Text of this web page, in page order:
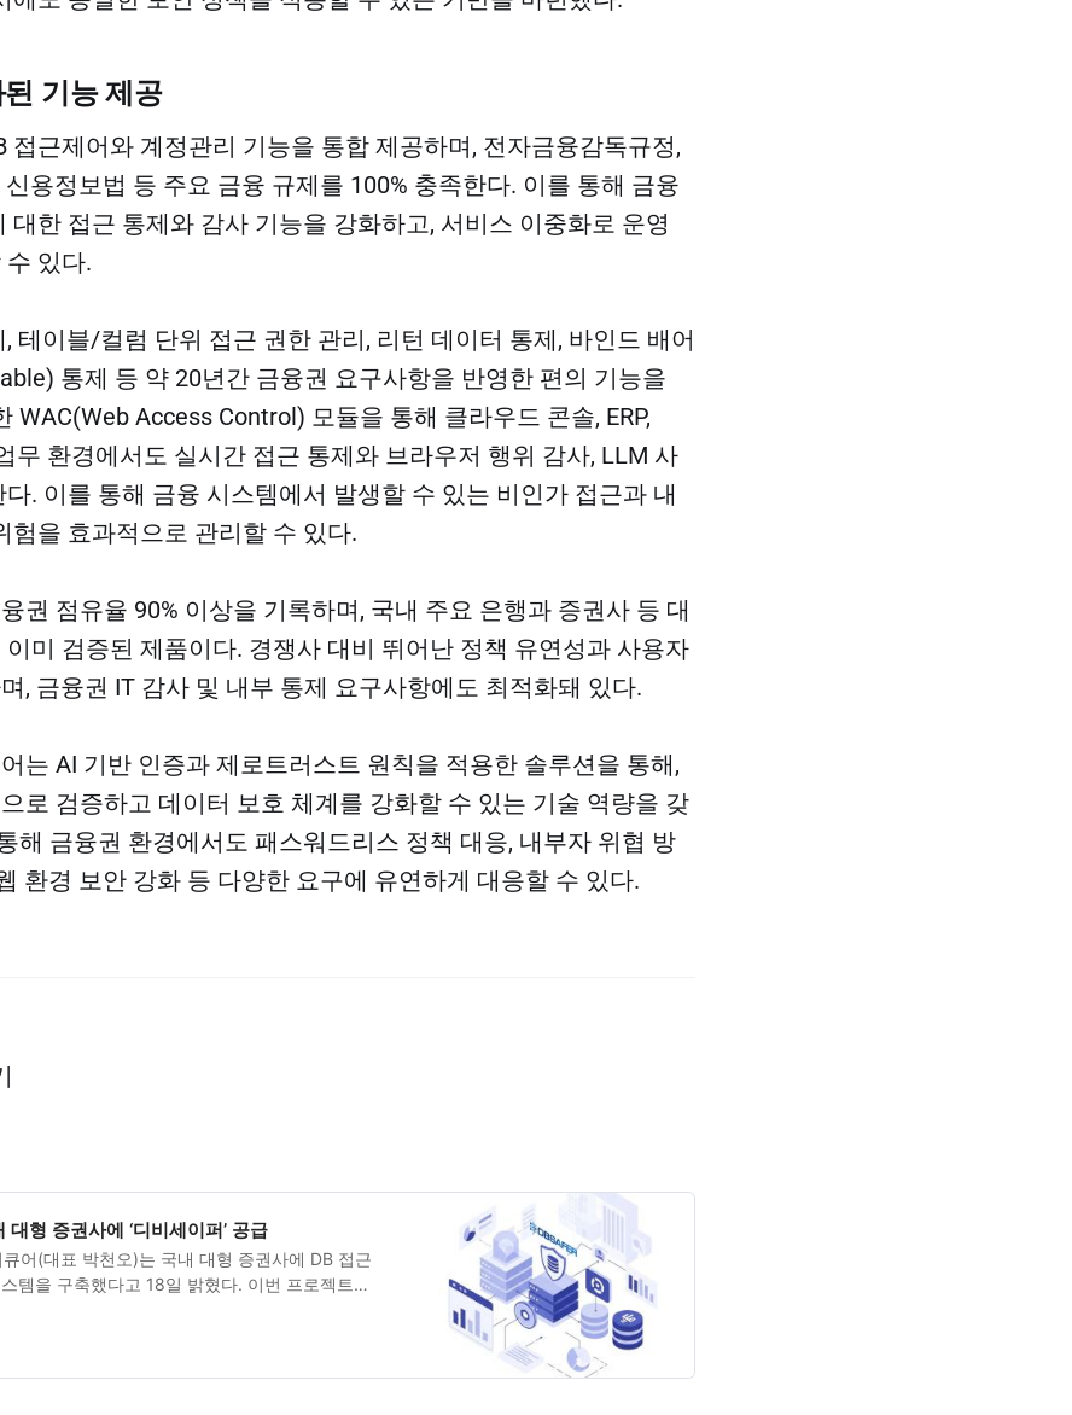
기능 제공
접근제어와 계정관리 기능을 통합 제공하며, 전자금융감독규정,
용정보법 등 주요 금융 규제를 100% 충족한다. 이를 통해 금융
대한 접근 통제와 감사 기능을 강화하고, 서비스 이중화로 운영
수 있다.
테이블/컬럼 단위 접근 권한 관리, 리턴 데이터 통제, 바인드 배어
통제 등 약 20년간 금융권 요구사항을 반영한 편의 기능을
WAC(Web Access Control) 모듈을 통해 클라우드 콘솔, ERP,
무 환경에서도 실시간 접근 통제와 브라우저 행위 감사, LLM 사
. 이를 통해 금융 시스템에서 발생할 수 있는 비인가 접근과 내
험을 효과적으로 관리할 수 있다.
권 점유율 90% 이상을 기록하며, 국내 주요 은행과 증권사 등 대
미 검증된 제품이다. 경쟁사 대비 뛰어난 정책 유연성과 사용자
, 금융권 IT 감사 및 내부 통제 요구사항에도 최적화돼 있다.
는 AI 기반 인증과 제로트러스트 원칙을 적용한 솔루션을 통해,
로 검증하고 데이터 보호 체계를 강화할 수 있는 기술 역량을 갖
해 금융권 환경에서도 패스워드리스 정책 대응, 내부자 위협 방
환경 보안 강화 등 다양한 요구에 유연하게 대응할 수 있다.
형 증권사에 ‘디비세이퍼’ 공급
어(대표 박천오)는 국내 대형 증권사에 DB 접근
템을 구축했다고 18일 밝혔다. 이번 프로젝트는
로, 금융권에서 검증된 피앤피시큐어의 ‘디비세이
P 등 보안 취약점을 개선하기 위해 피앤피시큐